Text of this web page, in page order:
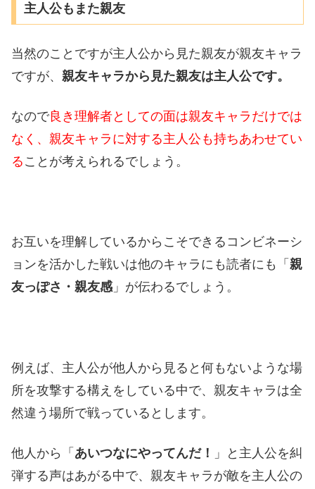
主人公もまた親友
当然のことですが主人公から見た親友が親友キャラ
ですが、 親友キャラから見た親友は主人公です。
なので良き理解者としての面は親友キャラだけでは
なく、親友キャラに対する主人公も持ちあわせてい
る ことが考えられるでしょう。
お互いを理解しているからこそできるコンビネーシ
ョンを活かした戦いは他のキャラにも読者にも「 親
友っぽさ・親友感」が伝わるでしょう。
例えば、主人公が他人から見ると何もないような場
所を攻撃する構えをしている中で、親友キャラは全
然違う場所で戦っているとします。
他人から「 あいつなにやってんだ！
」と主人公を糾
弾する声はあがる中で、親友キャラが敵を主人公の